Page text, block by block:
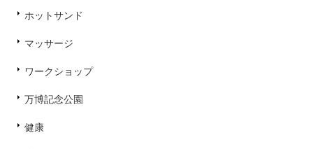
ホットサンド
マッサージ
ワークショップ
万博記念公園
健康